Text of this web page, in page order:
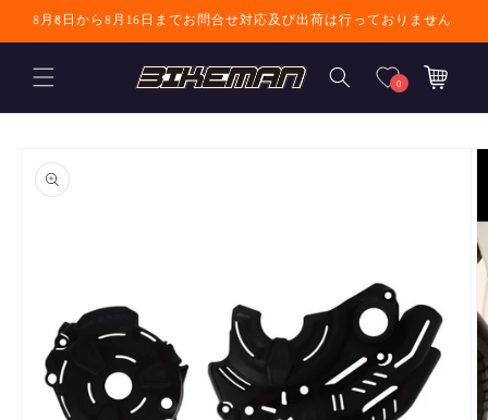
コンテンツに進
8月8日から8月16日までお問合せ対応及び出荷は行っておりません
0
カ
ー
商品情報にスキ